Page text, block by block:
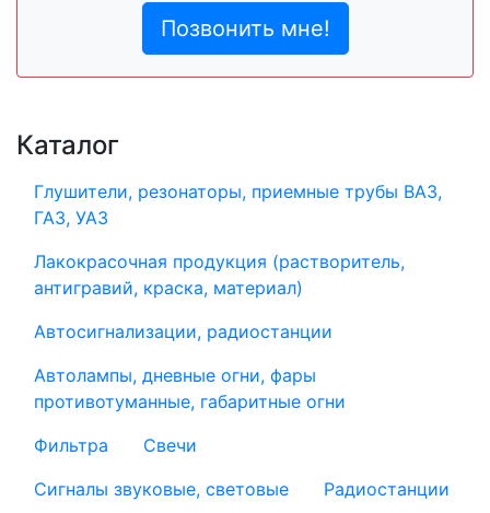
Позвонить мне!
Каталог
Глушители, резонаторы, приемные трубы ВАЗ,
ГАЗ, УАЗ
Лакокрасочная продукция (растворитель,
антигравий, краска, материал)
Автосигнализации, радиостанции
Автолампы, дневные огни, фары
противотуманные, габаритные огни
Фильтра
Свечи
Сигналы звуковые, световые
Радиостанции